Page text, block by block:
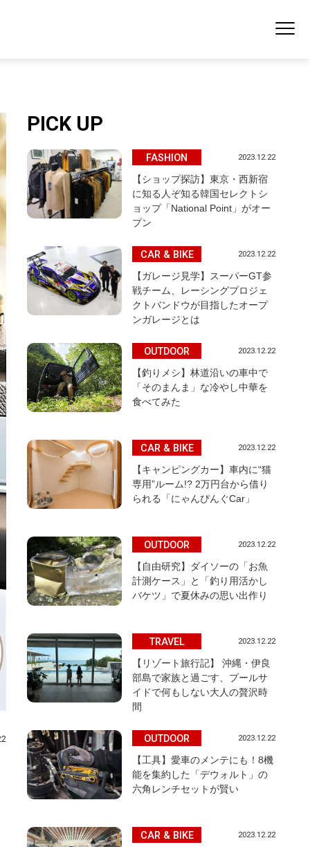
PICK UP
FASHION 2023.12.22
【ショップ探訪】東京・西新宿
に知る人ぞ知る韓国セレクトシ
ョップ「National Point」がオー
プン
CAR & BIKE 2023.12.22
【ガレージ見学】スーパーGT参
戦チーム、レーシングプロジェ
クトバンドウが目指したオープ
ンガレージとは
OUTDOOR 2023.12.22
【釣りメシ】林道沿いの車中で
「そのまんま」な冷やし中華を
食べてみた
CAR & BIKE 2023.12.22
【キャンピングカー】車内に“猫
専用”ルーム!? 2万円台から借り
られる「にゃんぴんぐCar」
OUTDOOR 2023.12.22
【自由研究】ダイソーの「お魚
計測ケース」と「釣り用活かし
バケツ」で夏休みの思い出作り
TRAVEL 2023.12.22
【リゾート旅行記】 沖縄・伊良
部島で家族と過ごす、プールサ
イドで何もしない大人の贅沢時
間
OUTDOOR 2023.12.22
【工具】愛車のメンテにも！8機
能を集約した「デウォルト」の
六角レンチセットが賢い
CAR & BIKE 2023.12.22